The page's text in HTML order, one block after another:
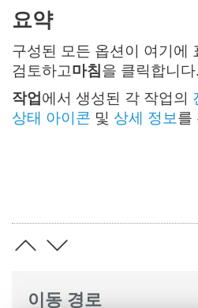
이동 경로
요약
구성된 모든 옵션이 여기에
검토하고마침을 클릭합니다.
작업에서 생성된 각 작업의
상태 아이콘 및 상세 정보를